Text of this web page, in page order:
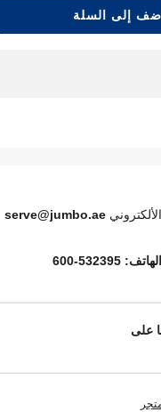
أضف إلى السلة
serve@jumbo.ae
الهاتف: 532395-600
على